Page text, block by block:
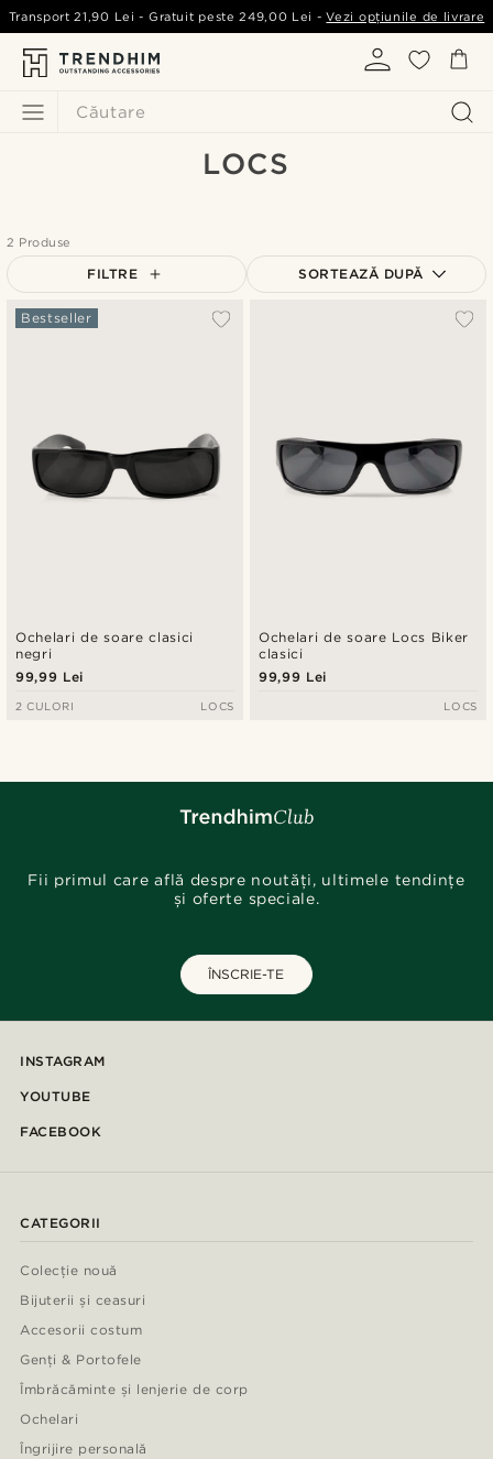
Căutare
Transport 21,90 Lei - Gratuit peste249,00 Lei -Vezi opțiunile de livrare
LOCS
2 Produse
FILTRE SORTEAZĂ DUPĂ
Ochelari de soare clasici
negri
Bestseller
99,99 Lei
2 CULORI LOCS
Ochelari de soare Locs Biker
clasici
99,99 Lei
LOCS
Fii primul care află despre noutăți, ultimele tendințe
și oferte speciale.
ÎNSCRIE-TE
INSTAGRAM
YOUTUBE
FACEBOOK
CATEGORII
Colecție nouă
Bijuterii și ceasuri
Accesorii costum
Genți & Portofele
Îmbrăcăminte și lenjerie de corp
Ochelari
Îngrijire personală